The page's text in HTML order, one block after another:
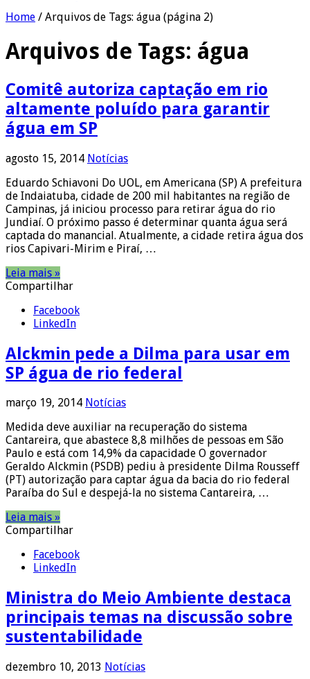
Home / Arquivos de Tags: água (página 2)
Arquivos de Tags: água
Comitê autoriza captação em rio
altamente poluído para garantir
água em SP
agosto 15, 2014 Notícias
Eduardo Schiavoni Do UOL, em Americana (SP) A prefeitura
de Indaiatuba, cidade de 200 mil habitantes na região de
Campinas, já iniciou processo para retirar água do rio
Jundiaí. O próximo passo é determinar quanta água será
captada do manancial. Atualmente, a cidade retira água dos
rios Capivari-Mirim e Piraí, …
Leia mais »
Compartilhar
Facebook
LinkedIn
Alckmin pede a Dilma para usar em
SP água de rio federal
março 19, 2014 Notícias
Medida deve auxiliar na recuperação do sistema
Cantareira, que abastece 8,8 milhões de pessoas em São
Paulo e está com 14,9% da capacidade O governador
Geraldo Alckmin (PSDB) pediu à presidente Dilma Rousseff
(PT) autorização para captar água da bacia do rio federal
Paraíba do Sul e despejá-la no sistema Cantareira, …
Leia mais »
Compartilhar
Facebook
LinkedIn
Ministra do Meio Ambiente destaca
principais temas na discussão sobre
sustentabilidade
dezembro 10, 2013 Notícias